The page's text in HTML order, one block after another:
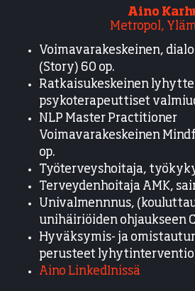
Aino
Metropol,
Voimavarakeskeinen,
(Story) 60 op.
Ratkaisukeskeinen
psykoterapeuttiset
NLP Master Practitioner
Voimavarakeskeinen
op.
Työterveyshoitaja,
Terveydenhoitaja AMK,
Univalmennnus,
unihäiriöiden ohjaukseen
Hyväksymis- ja
perusteet
Aino LinkedInissä